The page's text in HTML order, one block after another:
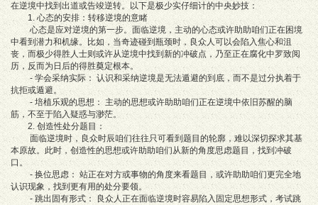
在逆境中找到出道或告竣逆转。以下是极少实仔细计的中央妙技：
1. 心态的安排：转移逆境的意睹
心态是应对逆境的第一步。面临逆境，主动的心态或许助助咱们正在困境
中看到潜力和机缘。比如，当奇迹碰到瓶颈时，良众人可以会陷入焦心和沮
丧，而极少得胜人士则或许从逆境中找到新的冲破点，乃至正在腐化中罗致阅
历，反而为日后的得胜奠定根本。
- 学会采纳实际： 认识和采纳逆境是无法遁避的到底，而不是过分执着于
抗拒或遁避。
- 培植乐观的思想： 主动的思想或许助助咱们正在逆境中依旧苏醒的脑
筋，不至于陷入疑惑与渺茫。
2. 创造性处分题目：
面临逆境时，良众时辰咱们往往只可看到题目的轮廓，难以深切探求其基
本原故。此时，创造性的思想或许助助咱们从新的角度思虑题目，找到冲破
口。
- 换位思虑： 站正在对方或事物的角度来看题目，或许助助咱们更完全地
认识现象，找到更有用的处分要领。
- 跳出固有形式： 良众人正在面临逆境时容易陷入固定思想形式，考试跳